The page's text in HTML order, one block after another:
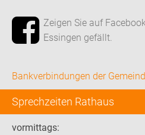
Zeigen Sie auf
Essingen gefällt.
Bankverbindungen der
Sprechzeiten Rathaus
vormittags: